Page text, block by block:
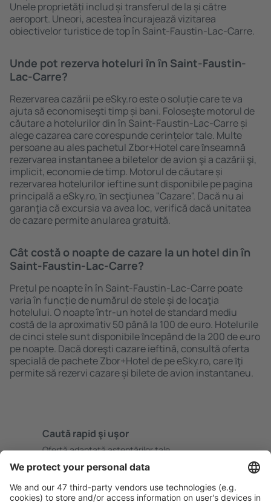
Unele proprietăți includ și transferul de la și către
aeroport. Uneori, acestea încurajează vizitarea
obiectivelor turistice de top în Saint-Faustin-Lac-Carre.
Unde pot rezerva hoteluri ȋn în Saint-Faustin-
Lac-Carre?
Rezervarea cazării pe eSky.ro este o soluție care te va
ajuta să economiseşti timp și bani. Foloseşte motorul de
căutare a hotelurilor din în Saint-Faustin-Lac-Carre și
alege cazarea care corespunde cerințelor tale. Multe
persoane au ales pachetul Zbor+Hotel care ȋnseamnă
rezervarea instantanee a biletelor de avion şi a cazării şi,
implicit, economie de timp. Motorul de căutare și
rezervarea hotelurilor ieftine sunt disponibile pe pagina
principală a eSky.ro, ȋn secţiunea "Cazare". Dacă nu ai
garanţia că excursia va avea loc, verifică dacă unitatea
de cazare permite anularea gratuită.
Cât costă o noapte de cazare la un hotel din în
Saint-Faustin-Lac-Carre?
Prețul pe noapte în în Saint-Faustin-Lac-Carre poate
varia în funcție de numărul de stele și de locaţia
hotelului. O noapte într-un hotel de standard mediu
costă de la aproximativ 50 până la 100 de euro. Hotelurile
de cinci stele sunt disponibile ȋncepând de la 200 de euro
pe noapte. Dacă doreşti cazare ieftină, consultă oferta
specială de pachete Zbor+Hotel de pe eSky.ro, care ȋţi
permite să rezervi cazare și bilete de avion instantaneu.
Caută rapid şi uşor
Ofertă adaptată aşteptărilor tale.
Planifică ȋn siguranţă